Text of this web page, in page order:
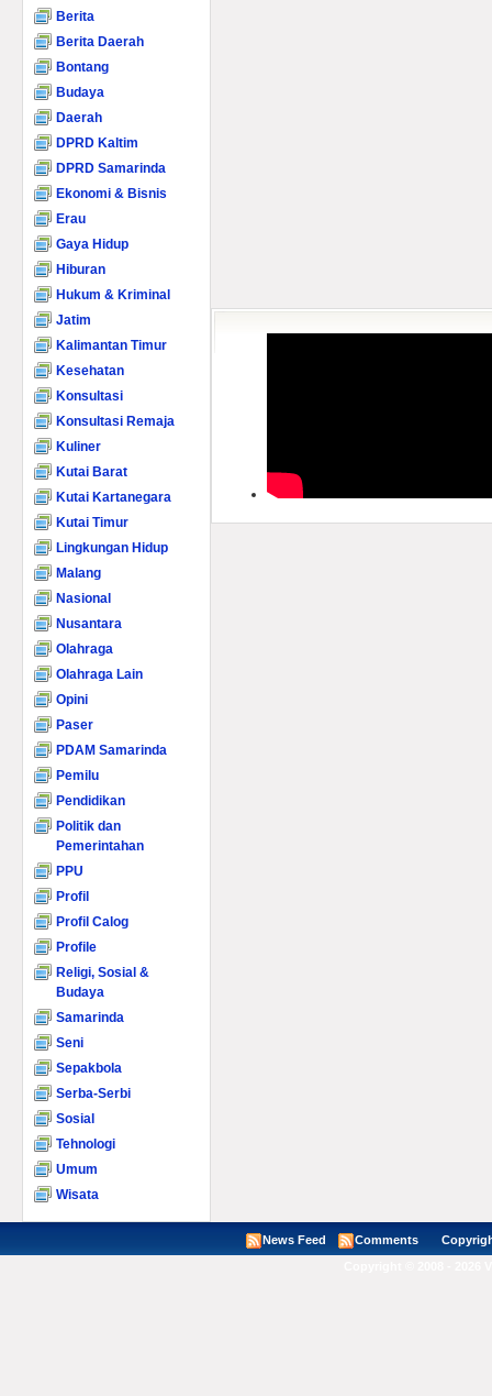
Berita
Berita Daerah
Bontang
Budaya
Daerah
DPRD Kaltim
DPRD Samarinda
Ekonomi & Bisnis
Erau
Gaya Hidup
Hiburan
Hukum & Kriminal
Jatim
Kalimantan Timur
Kesehatan
Konsultasi
Konsultasi Remaja
Kuliner
Kutai Barat
Kutai Kartanegara
Kutai Timur
Lingkungan Hidup
Malang
Nasional
Nusantara
Olahraga
Olahraga Lain
Opini
Paser
PDAM Samarinda
Pemilu
Pendidikan
Politik dan
Pemerintahan
PPU
Profil
Profil Calog
Profile
Religi, Sosial &
Budaya
Samarinda
Seni
Sepakbola
Serba-Serbi
Sosial
Tehnologi
Umum
Wisata
News Feed Comments Copyright